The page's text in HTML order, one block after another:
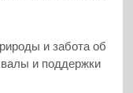
и забота об
и поддержки